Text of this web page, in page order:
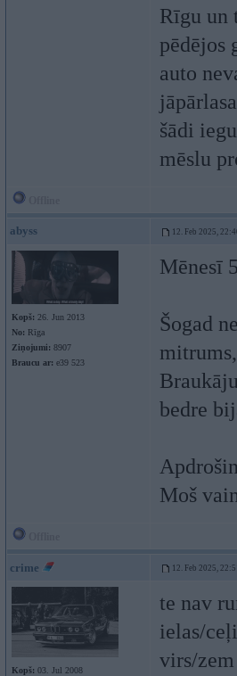
Rīgu un
pēdējos
auto
šādi
mēslu
abyss 12. Feb 2025,
Kopš: 26. Jun 2013
No: Rīga
Ziņojumi: 8907
Braucu ar: e39 523
Mēnesī
Šogad
bedre
Moš
crime 12. Feb 2025,
Kopš: 03. Jul 2008
te nav
ielas/
virs/